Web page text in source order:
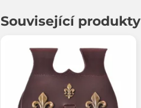
Související produkty